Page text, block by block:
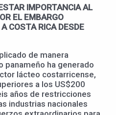
IMPORTANCIA AL
EL EMBARGO
COSTA RICA DESDE
de manera
panameño ha generado
lácteo costarricense,
a los US$200
años de restricciones
industrias nacionales